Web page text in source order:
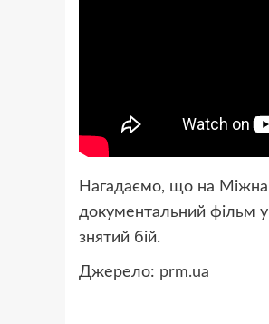
Нагадаємо, що на
документальний фільм
знятий бій.
Джерело: prm.ua